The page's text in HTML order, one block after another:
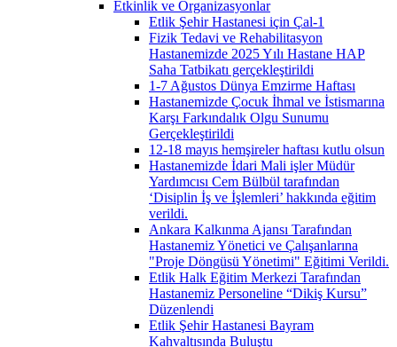
Etkinlik ve Organizasyonlar
Etlik Şehir Hastanesi için Çal-1
Fizik Tedavi ve Rehabilitasyon
Hastanemizde 2025 Yılı Hastane HAP
Saha Tatbikatı gerçekleştirildi
1-7 Ağustos Dünya Emzirme Haftası
Hastanemizde Çocuk İhmal ve İstismarına
Karşı Farkındalık Olgu Sunumu
Gerçekleştirildi
12-18 mayıs hemşireler haftası kutlu olsun
Hastanemizde İdari Mali işler Müdür
Yardımcısı Cem Bülbül tarafından
‘Disiplin İş ve İşlemleri’ hakkında eğitim
verildi.
Ankara Kalkınma Ajansı Tarafından
Hastanemiz Yönetici ve Çalışanlarına
"Proje Döngüsü Yönetimi" Eğitimi Verildi.
Etlik Halk Eğitim Merkezi Tarafından
Hastanemiz Personeline “Dikiş Kursu”
Düzenlendi
Etlik Şehir Hastanesi Bayram
Kahvaltısında Buluştu